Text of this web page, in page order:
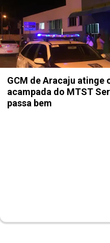
GCM de Aracaju atinge
acampada do MTST
passa bem